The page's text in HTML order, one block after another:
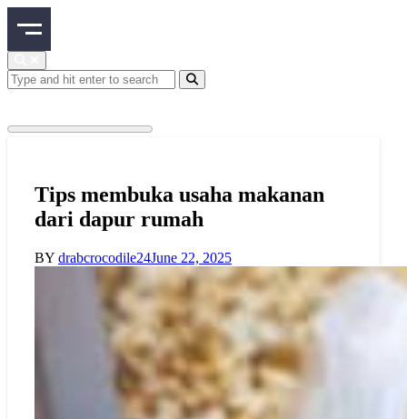
Search
for:
Tips membuka usaha makanan
dari dapur rumah
BY drabcrocodile24June 22, 2025